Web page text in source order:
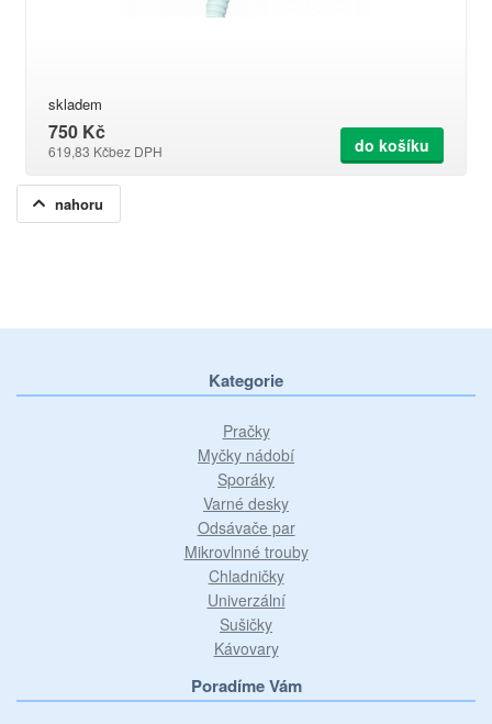
skladem
750 Kč
619,83 Kčbez DPH do košíku
nahoru
Kategorie
Pračky
Myčky nádobí
Sporáky
Varné desky
Odsávače par
Mikrovlnné trouby
Chladničky
Univerzální
Sušičky
Kávovary
Poradíme Vám